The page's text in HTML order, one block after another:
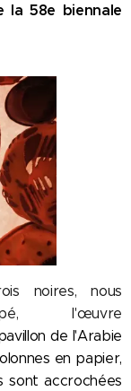
la 58e biennale
noires, nous
l'œuvre
de l'Arabie
en papier,
sont accrochées